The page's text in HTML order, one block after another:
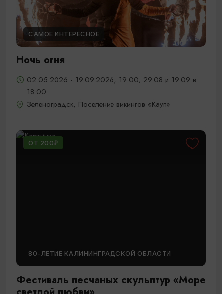
САМОЕ ИНТЕРЕСНОЕ
Ночь огня
02.05.2026 - 19.09.2026, 19:00; 29.08 и 19.09 в
18:00
Зеленоградск, Поселение викингов «Кауп»
ОТ 200₽
80-ЛЕТИЕ КАЛИНИНГРАДСКОЙ ОБЛАСТИ
Фестиваль песчаных скульптур «Море